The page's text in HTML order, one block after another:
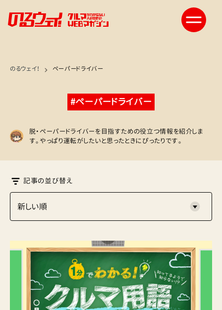
のるウェイ！ ペーパードライバー
#ペーパードライバー
脱・ペーパードライバーを目指すための役立つ情報を紹介しま
す。やっぱり運転がしたいと思ったときにぴったりです。
記事の並び替え